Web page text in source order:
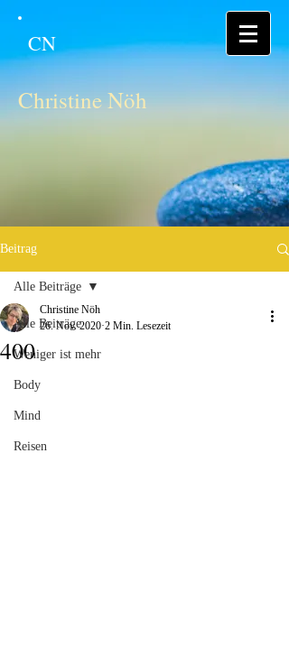
CN
Christine Nöh
Beitrag
Alle Beiträge
Weniger ist mehr
Body
Mind
Reisen
Alle Beiträge
400
Christine Nöh
26. Nov. 2020 2 Min. Lesezeit